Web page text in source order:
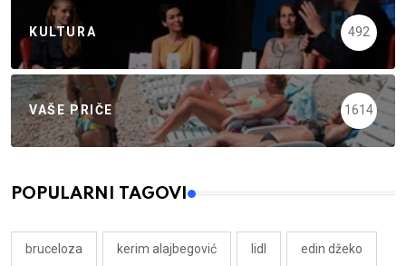
KULTURA 492
VAŠE PRIČE 1614
POPULARNI TAGOVI
bruceloza kerim alajbegović lidl edin džeko